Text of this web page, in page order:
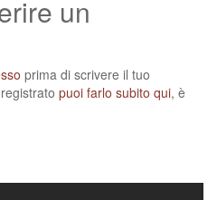
un
prima di scrivere il tuo
puoi farlo subito qui, è